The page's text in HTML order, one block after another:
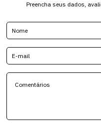
Preencha seus dados,